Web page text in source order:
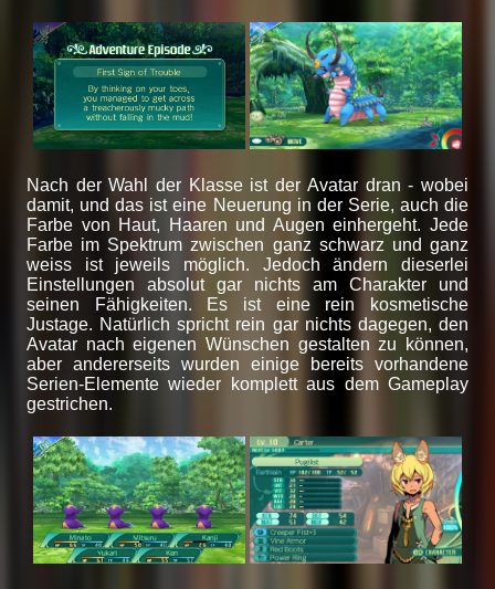
Nach der Wahl der Klasse ist der Avatar dran - wobei
damit, und das ist eine Neuerung in der Serie, auch die
Farbe von Haut, Haaren und Augen einhergeht. Jede
Farbe im Spektrum zwischen ganz schwarz und ganz
weiss ist jeweils möglich. Jedoch ändern dieserlei
Einstellungen absolut gar nichts am Charakter und
seinen Fähigkeiten. Es ist eine rein kosmetische
Justage. Natürlich spricht rein gar nichts dagegen, den
Avatar nach eigenen Wünschen gestalten zu können,
aber andererseits wurden einige bereits vorhandene
Serien-Elemente wieder komplett aus dem Gameplay
gestrichen.